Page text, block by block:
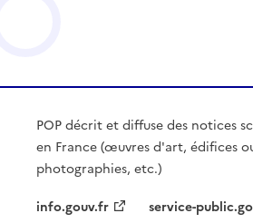
POP décrit et diffuse des notices
en France (œuvres d'art, édifices
photographies, etc.)
info.gouv.fr
service-